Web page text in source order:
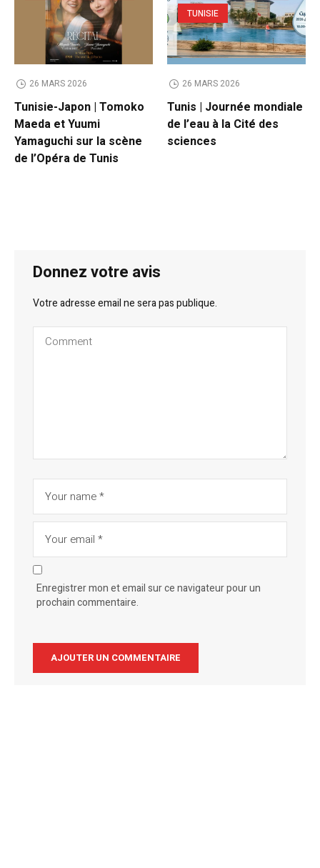
26 MARS 2026
Tunisie-Japon | Tomoko
Maeda et Yuumi
Yamaguchi sur la scène
de l’Opéra de Tunis
TUNISIE
26 MARS 2026
Tunis | Journée mondiale
de l’eau à la Cité des
sciences
Donnez votre avis
Votre adresse email ne sera pas publique.
Enregistrer mon et email sur ce navigateur pour un
prochain commentaire.